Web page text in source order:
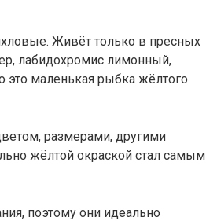
Живёт только в пресных
лабидохромис лимонный,
это маленькая рыбка жёлтого
размерами, другими
жёлтой окраской стал самым
поэтому они идеально